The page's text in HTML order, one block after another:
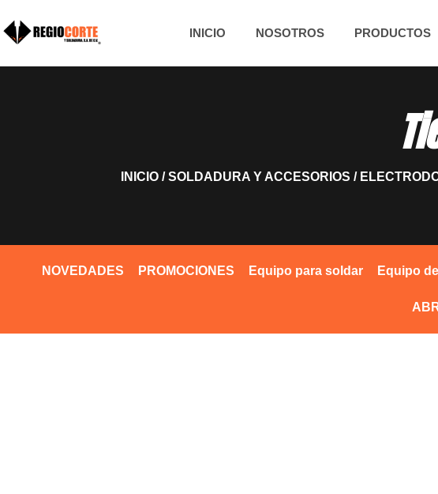
INICIO NOSOTROS PRODUCTOS
INICIO /SOLDADURA Y ACCESORIOS /
NOVEDADES PROMOCIONES Equipo para soldar Equipo